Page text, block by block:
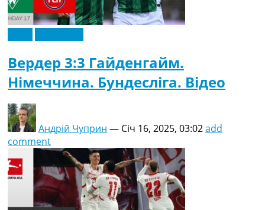
Вердер 3:3 Гайденгайм.
Німеччина. Бундесліга. Відео
Андрій Чуприн — Січ 16, 2025, 03:02add
comment